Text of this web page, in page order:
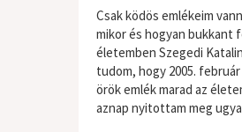
Csak ködös emlékeim
mikor és hogyan bukkant
életemben Szegedi
tudom, hogy 2005.
örök emlék marad az
aznap nyitottam meg